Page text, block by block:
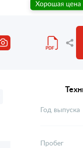
Год выпуска
Пробег